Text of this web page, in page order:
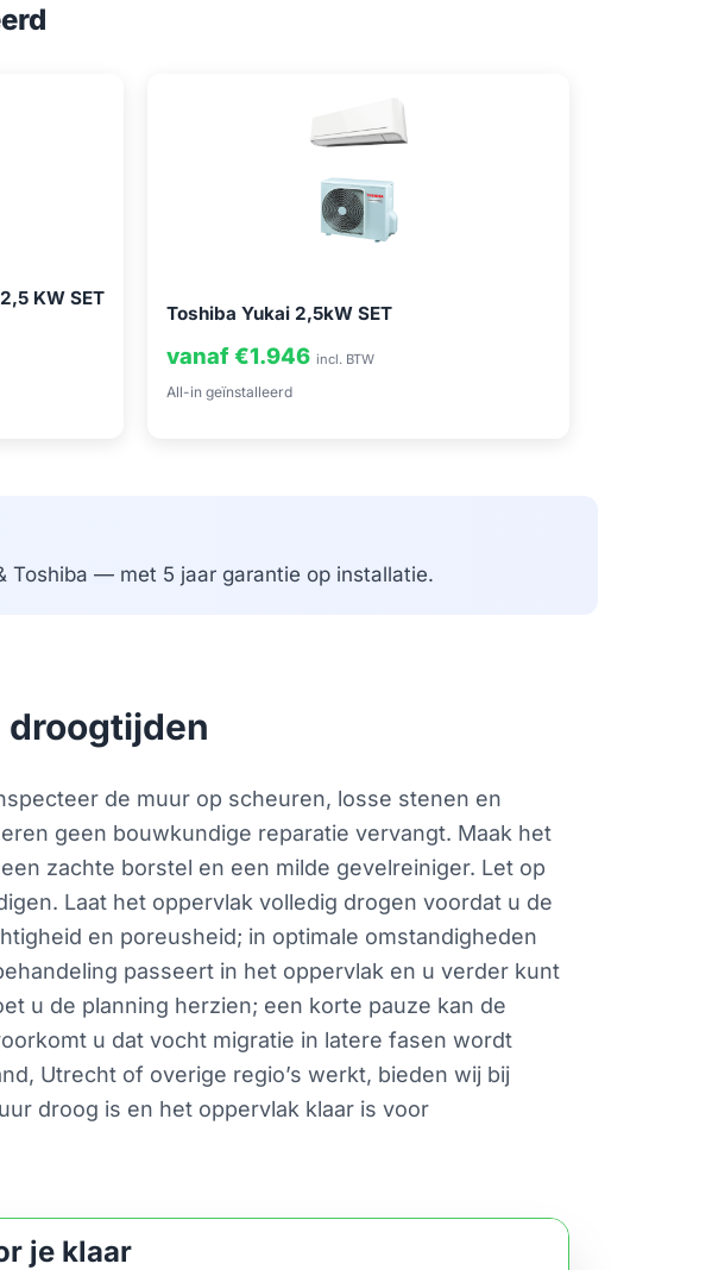
KW SET
Toshiba Yukai 2,5kW SET
vanaf €1.946 incl. BTW
All-in geïnstalleerd
Toshiba — met 5 jaar garantie op installatie.
de muur op scheuren, losse stenen en
geen bouwkundige reparatie vervangt. Maak het
zachte borstel en een milde gevelreiniger. Let op
Laat het oppervlak volledig drogen voordat u de
en poreusheid; in optimale omstandigheden
passeert in het oppervlak en u verder kunt
u de planning herzien; een korte pauze kan de
u dat vocht migratie in latere fasen wordt
Utrecht of overige regio’s werkt, bieden wij bij
droog is en het oppervlak klaar is voor
je klaar